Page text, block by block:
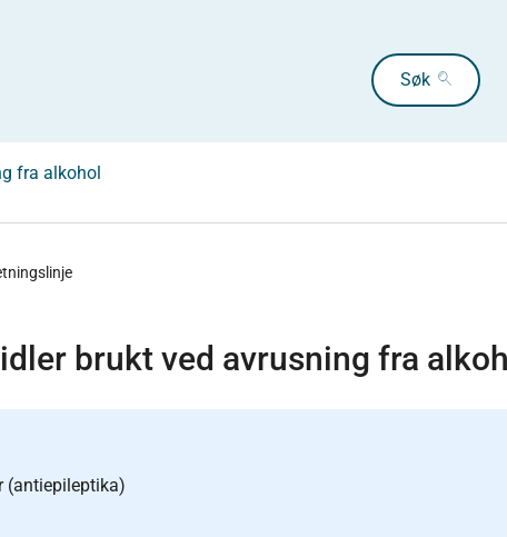
Søk
fra alkohol
brukt ved avrusning fra
(antiepileptika)